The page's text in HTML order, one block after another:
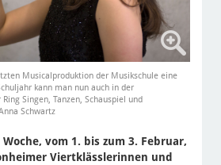
Musicalproduktion der Musikschule eine
kann man nun auch in der
Singen, Tanzen, Schauspiel und
Schwartz
vom 1. bis zum 3. Februar,
Viertklässlerinnen und